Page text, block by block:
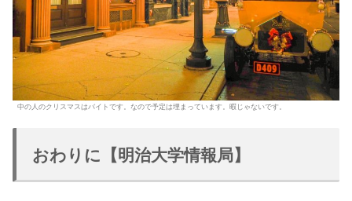
中の人のクリスマスはバイトです。なので予定は埋まっています。暇じゃないです。
おわりに【明治大学情報局】